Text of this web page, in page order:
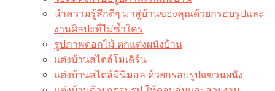
นำความรู้สึกดีๆ มาสู่บ้านของคุณด้วยกรอบรูปและ
งานศิลปะที่ไม่ซ้ำใคร
รูปภาพดอกไม้ ตกแต่งผนังบ้าน
แต่งบ้านสไตล์โมเดิร์น
แต่งบ้านสไตล์มินิมอล ด้วยกรอบรูปแขวนผนัง